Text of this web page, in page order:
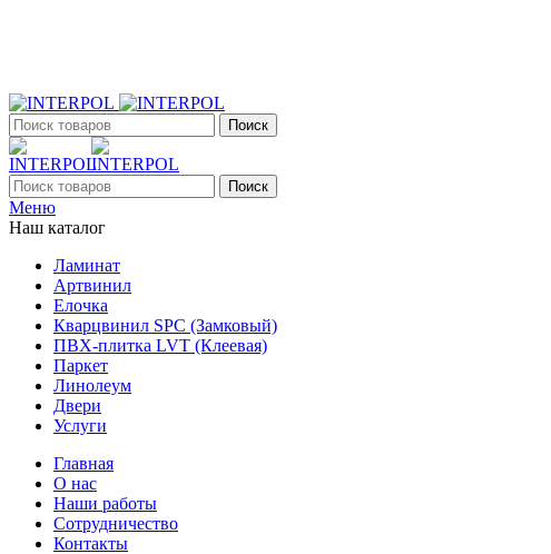
Поиск
Поиск
Меню
Наш каталог
Ламинат
Артвинил
Елочка
Кварцвинил SPC (Замковый)
ПВХ-плитка LVT (Клеевая)
Паркет
Линолеум
Двери
Услуги
Главная
О нас
Наши работы
Сотрудничество
Контакты